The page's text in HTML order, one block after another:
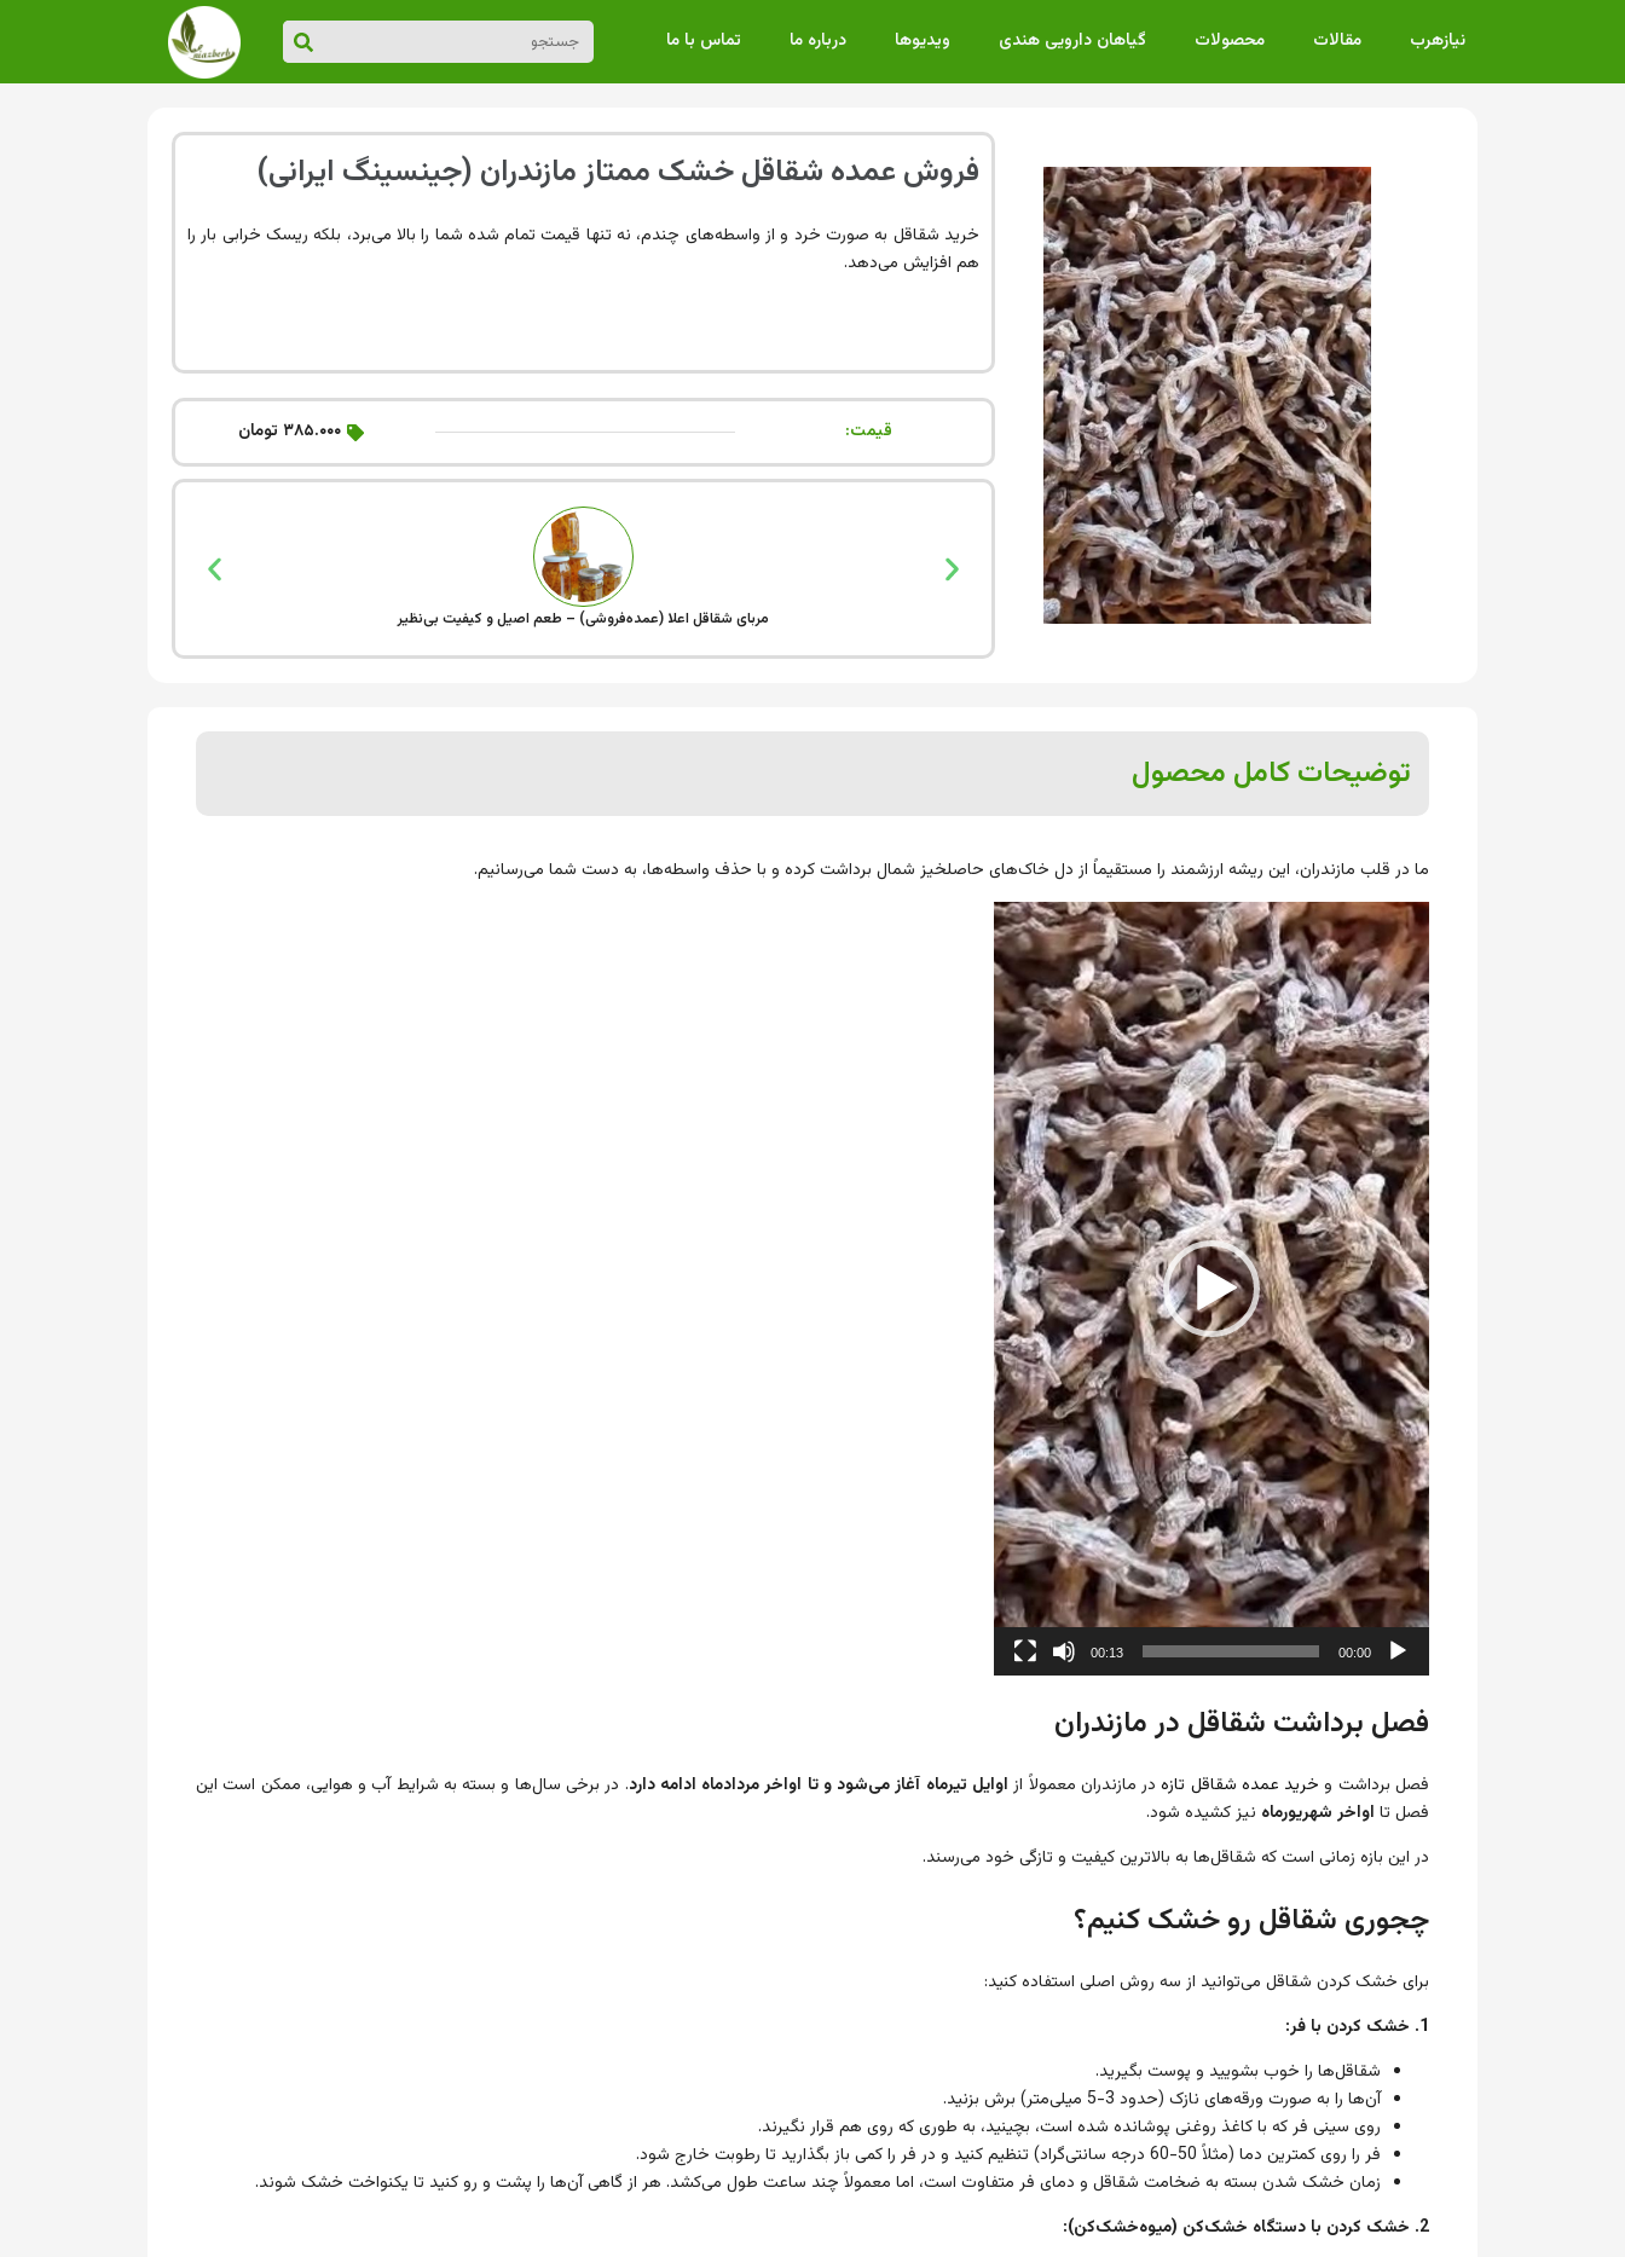
نیازهرب مقالات محصولات گیاهان دارویی هندی ویدیوها درباره ما تماس با ما
فروش عمده شقاقل خشک ممتاز مازندران (جینسینگ ایرانی)
خرید شقاقل به صورت خرد و از واسطه‌های چندم، نه تنها قیمت تمام شده شما را بالا می‌برد، بلکه ریسک خرابی بار را
هم افزایش می‌دهد.
قیمت: ۳۸۵.۰۰۰ تومان
مربای شقاقل اعلا (عمده‌فروشی) – طعم اصیل و کیفیت بی‌نظیر
توضیحات کامل محصول
ما در قلب مازندران، این ریشه ارزشمند را مستقیماً از دل خاک‌های حاصلخیز شمال برداشت کرده و با حذف واسطه‌ها، به دست شما می‌رسانیم.
نمایشگر
ویدیو
00:00
00:13
فصل برداشت شقاقل در مازندران
فصل برداشت و خرید عمده شقاقل تازهدر مازندران معمولاً از اوایل تیرماه آغاز می‌شود و تا اواخر مردادماه ادامه دارد. در برخی سال‌ها و بسته به شرایط آب و هوایی، ممکن است این
فصل تا اواخر شهریورماه نیز کشیده شود.
در این بازه زمانی است که شقاقل‌ها به بالاترین کیفیت و تازگی خود می‌رسند.
چجوری شقاقل رو خشک کنیم؟
برای خشک کردن شقاقل می‌توانید از سه روش اصلی استفاده کنید:
1. خشک کردن با فر:
شقاقل‌ها را خوب بشویید و پوست بگیرید.
آن‌ها را به صورت ورقه‌های نازک (حدود 3-5 میلی‌متر) برش بزنید.
روی سینی فر که با کاغذ روغنی پوشانده شده است، بچینید، به طوری که روی هم قرار نگیرند.
فر را روی کمترین دما (مثلاً 50-60 درجه سانتی‌گراد) تنظیم کنید و در فر را کمی باز بگذارید تا رطوبت خارج شود.
زمان خشک شدن بسته به ضخامت شقاقل و دمای فر متفاوت است، اما معمولاً چند ساعت طول می‌کشد. هر از گاهی آن‌ها را پشت و رو کنید تا یکنواخت خشک شوند.
2. خشک کردن با دستگاه خشک‌کن (میوه‌خشک‌کن):